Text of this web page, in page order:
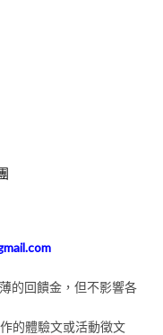
的回饋金，但不影響各
的體驗文或活動徵文